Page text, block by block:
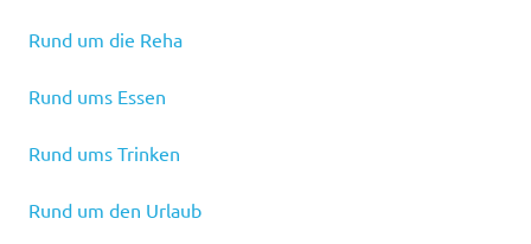
Rund um die Reha
Rund ums Essen
Rund ums Trinken
Rund um den Urlaub